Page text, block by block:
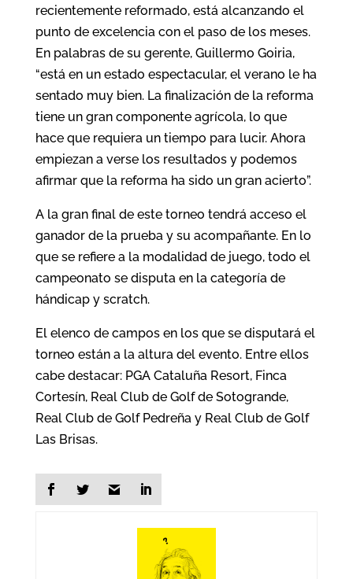
recientemente reformado, está alcanzando el
punto de excelencia con el paso de los meses.
En palabras de su gerente, Guillermo Goiria,
“está en un estado espectacular, el verano le ha
sentado muy bien. La finalización de la reforma
tiene un gran componente agrícola, lo que
hace que requiera un tiempo para lucir. Ahora
empiezan a verse los resultados y podemos
afirmar que la reforma ha sido un gran acierto”.
A la gran final de este torneo tendrá acceso el
ganador de la prueba y su acompañante. En lo
que se refiere a la modalidad de juego, todo el
campeonato se disputa en la categoría de
hándicap y scratch.
El elenco de campos en los que se disputará el
torneo están a la altura del evento. Entre ellos
cabe destacar: PGA Cataluña Resort, Finca
Cortesín, Real Club de Golf de Sotogrande,
Real Club de Golf Pedreña y Real Club de Golf
Las Brisas.